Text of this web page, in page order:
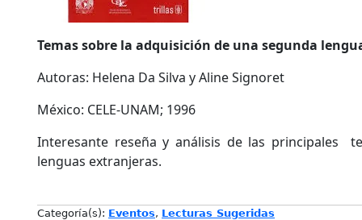
Temas sobre la adquisición de una segunda
Autoras: Helena Da Silva y Aline Signoret
México: CELE-UNAM; 1996
Interesante reseña y análisis de las principales
lenguas extranjeras.
Categoría(s): Eventos, Lecturas Sugeridas